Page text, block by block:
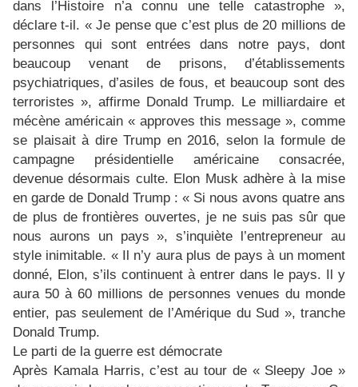
dans l’Histoire n’a connu une telle catastrophe »,
déclare t-il. « Je pense que c’est plus de 20 millions de
personnes qui sont entrées dans notre pays, dont
beaucoup venant de prisons, d’établissements
psychiatriques, d’asiles de fous, et beaucoup sont des
terroristes », affirme Donald Trump. Le milliardaire et
mécène américain « approves this message », comme
se plaisait à dire Trump en 2016, selon la formule de
campagne présidentielle américaine consacrée,
devenue désormais culte. Elon Musk adhère à la mise
en garde de Donald Trump : « Si nous avons quatre ans
de plus de frontières ouvertes, je ne suis pas sûr que
nous aurons un pays », s’inquiète l’entrepreneur au
style inimitable. « Il n’y aura plus de pays à un moment
donné, Elon, s’ils continuent à entrer dans le pays. Il y
aura 50 à 60 millions de personnes venues du monde
entier, pas seulement de l’Amérique du Sud », tranche
Donald Trump.
Le parti de la guerre est démocrate
Après Kamala Harris, c’est au tour de « Sleepy Joe »